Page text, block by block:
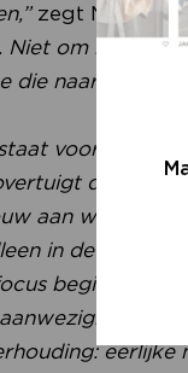
zegt Mirella .
Niet om het
die naar nu?
voor rust,
door
aan waar het
in de
begint
bij